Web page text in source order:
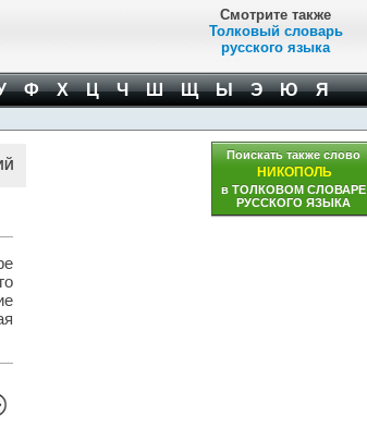
Смотрите также
Толковый словарь
русского языка
Ф Х Ц Ч Ш Щ Ы Э Ю Я
Поискать также слово
НИКОПОЛЬ
в ТОЛКОВОМ СЛОВАРЕ
РУССКОГО ЯЗЫКА